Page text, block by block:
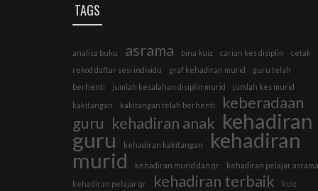
TAGS
analisa buku asrama bina kuiz carian kes disiplin
cetak
rekod daftar sesi individu
graf kehadiran murid
guru telah
berhenti
jumlah kesalahan disiplin murid
jumlah kes murid
kakitangan
kakitangan telah berhenti
keberadaan
guru kehadiran anak kehadiran
guru kehadiran kakitangan
kehadiran
murid
kehadiran murid dan qr
kehadiran pelajar asrama
kehadiran pelajar qr
kehadiran terbaik
kuiz